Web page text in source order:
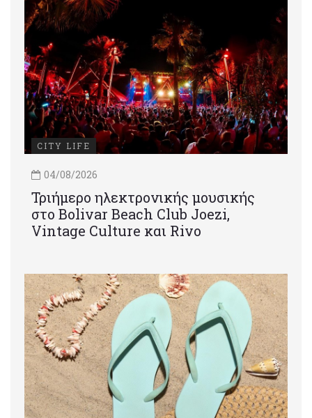
CITY LIFE
04/08/2026
Τριήμερο ηλεκτρονικής μουσικής
στο Bolivar Beach Club Joezi,
Vintage Culture και Rivo